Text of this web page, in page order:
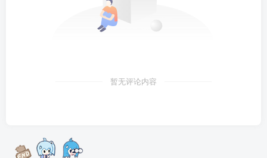
暂无评论内容